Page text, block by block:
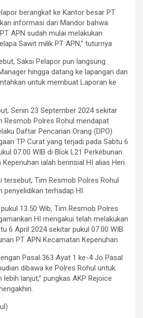
berangkat ke Kantor besar PT
informasi dari Mandor bahwa
APN sudah mulai melakukan
Sawit milik PT APN,” tuturnya
Saksi Pelapor pun langsung
hingga datang ke lapangan dan
untuk membuat Laporan ke
Senin 23 September 2024 sekitar
Resmob Polres Rohul mendapat
Daftar Pencarian Orang (DPO)
TP Curat yang terjadi pada Sabtu 6
07.00 WIB di Blok L21 Perkebunan
ialah berinsial HI alias Heri.
Tim Resmob Polres Rohul
penyelidikan terhadap HI.
13.50 Wib, Tim Resmob Polres
HI mengakui telah melakukan
6 April 2024 sekitar pukul 07.00 WIB
PT APN Kecamatan Kepenuhan.
Pasal 363 Ayat 1 ke-4 Jo Pasal
dibawa ke Polres Rohul untuk
lebih lanjut,” pungkas AKP Rejoice